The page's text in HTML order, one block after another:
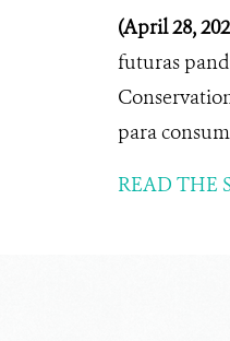
(April 28,
futuras
para
READ THE